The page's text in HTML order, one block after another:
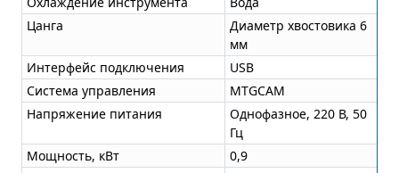
Цанга
Диаметр хвостовика 6
мм
Интерфейс подключения
USB
Система управления
MTGCAM
Напряжение питания
Однофазное, 220 В, 50
Гц
Мощность, кВт
0,9